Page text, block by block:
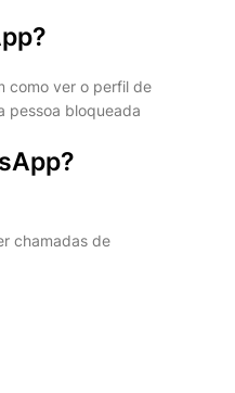
como ver o perfil de
pessoa bloqueada
chamadas de